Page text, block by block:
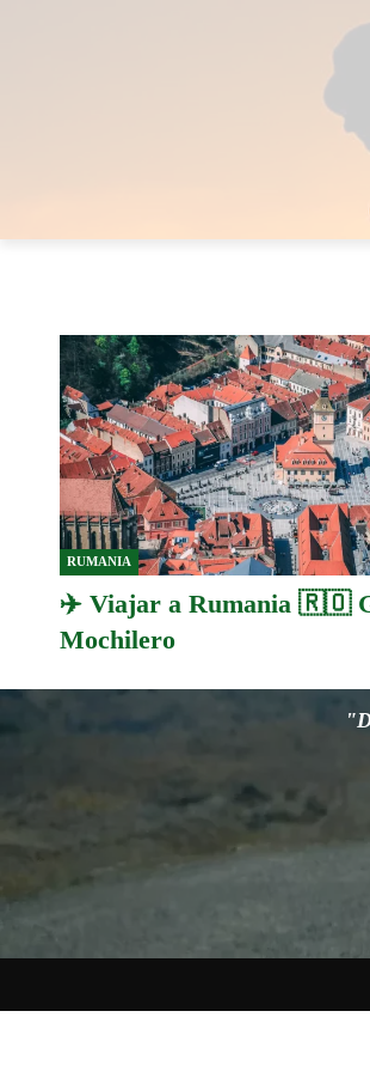
RUMANIA
✈️ Viajar a Rumania 🇷🇴
Mochilero